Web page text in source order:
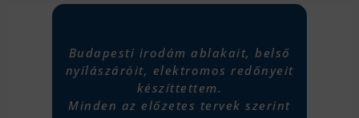
Rendelőm teljes külső és belső
nyílászáró cseréjét végeztettem el,
maximális megelégedettséggel.